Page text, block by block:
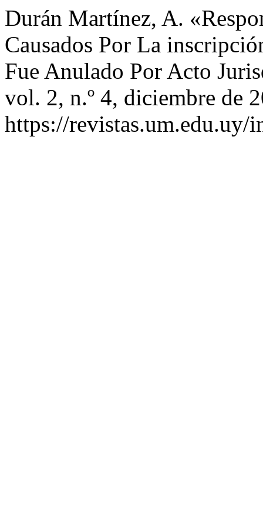
Durán Martínez, A.
Causados Por La
Fue Anulado Por Acto
vol. 2, n.º 4, diciembre de
https://revistas.um.edu.uy/